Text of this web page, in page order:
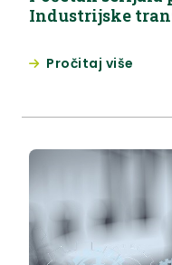
Industrijske
Pročitaj više